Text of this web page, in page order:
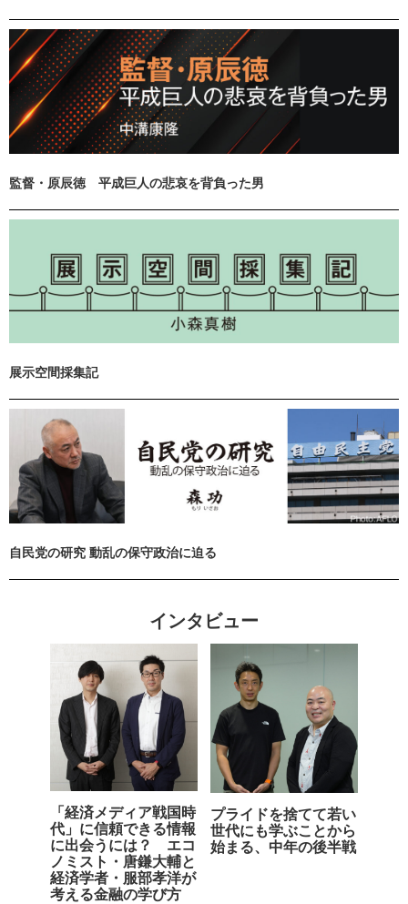
監督・原辰徳 平成巨人の悲哀を背負った男
展示空間採集記
自民党の研究 動乱の保守政治に迫る
インタビュー
「経済メディア戦国時
代」に信頼できる情報
に出会うには？ エコ
ノミスト・唐鎌大輔と
経済学者・服部孝洋が
考える金融の学び方
プライドを捨てて若い
世代にも学ぶことから
始まる、中年の後半戦